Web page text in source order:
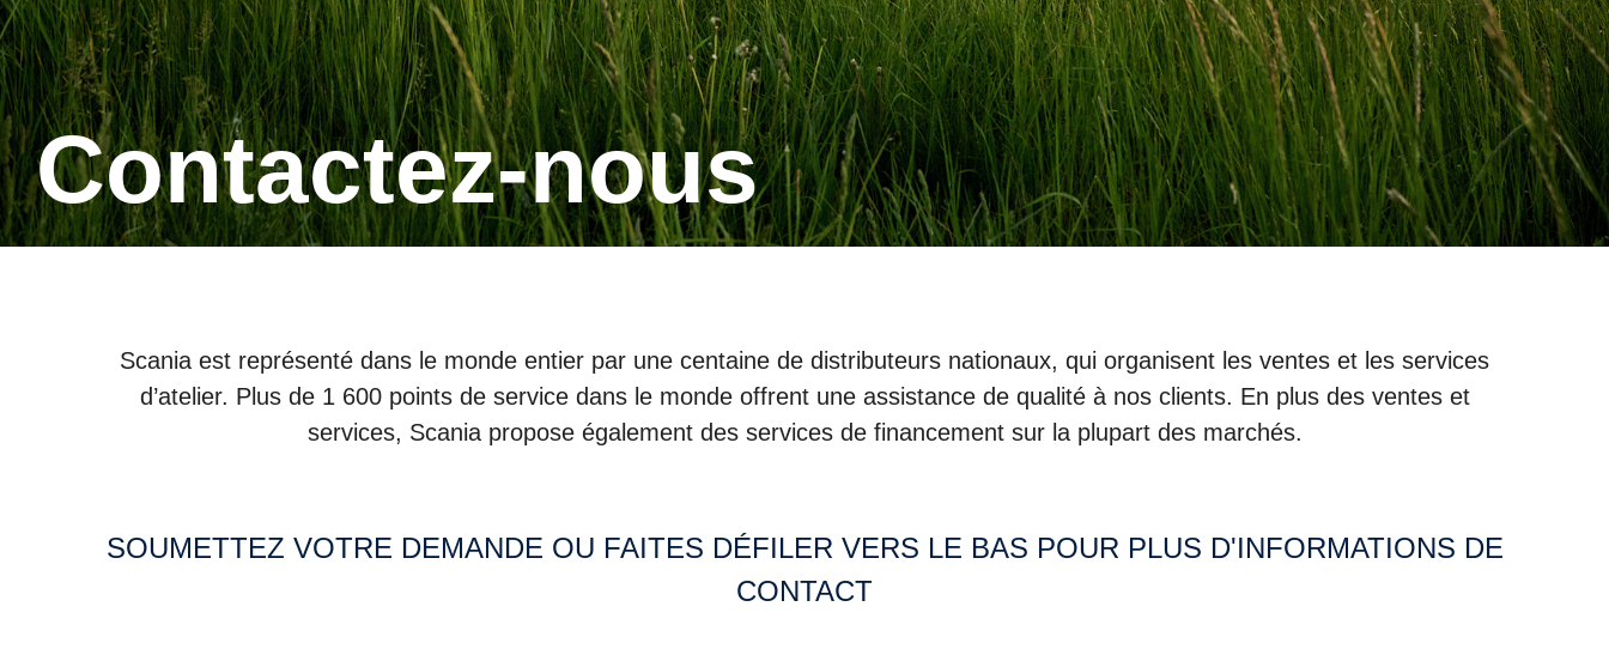
Contactez-nous
Scania est représenté dans le monde entier par une centaine de distributeurs nationaux, qui organisent les ventes et les services
d’atelier. Plus de 1 600 points de service dans le monde offrent une assistance de qualité à nos clients. En plus des ventes et
services, Scania propose également des services de financement sur la plupart des marchés.
SOUMETTEZ VOTRE DEMANDE OU FAITES DÉFILER VERS LE BAS POUR PLUS D'INFORMATIONS DE
CONTACT